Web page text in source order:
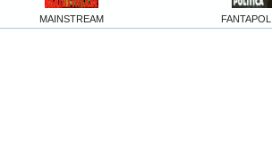
MAINSTREAM